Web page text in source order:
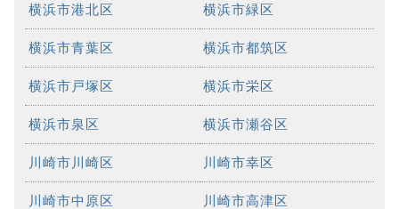
横浜市港北区 横浜市緑区
横浜市青葉区 横浜市都筑区
横浜市戸塚区 横浜市栄区
横浜市泉区 横浜市瀬谷区
川崎市川崎区 川崎市幸区
川崎市中原区 川崎市高津区